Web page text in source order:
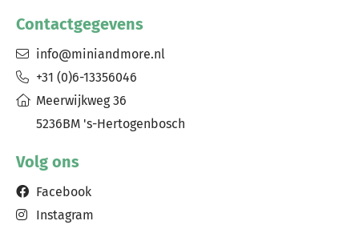
Contactgegevens
info@miniandmore.nl
+31 (0)6-13356046
Meerwijkweg 36
5236BM 's-Hertogenbosch
Volg ons
Facebook
Instagram